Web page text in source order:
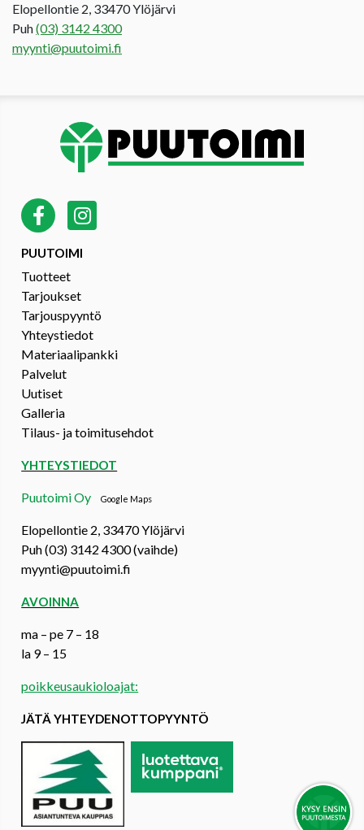
Elopellontie 2, 33470 Ylöjärvi
Puh(03) 3142 4300
myynti@puutoimi.fi
PUUTOIMI
Tuotteet
Tarjoukset
Tarjouspyyntö
Yhteystiedot
Materiaalipankki
Palvelut
Uutiset
Galleria
Tilaus- ja toimitusehdot
YHTEYSTIEDOT
Puutoimi OyGoogle Maps
Elopellontie 2, 33470 Ylöjärvi
Puh (03) 3142 4300 (vaihde)
myynti@puutoimi.fi
AVOINNA
ma – pe 7 – 18
la 9 – 15
poikkeusaukioloajat:
JÄTÄ YHTEYDENOTTOPYYNTÖ